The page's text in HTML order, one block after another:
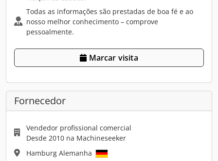
Todas as informações são prestadas de boa fé e ao
nosso melhor conhecimento – comprove
pessoalmente.
Marcar visita
Fornecedor
Vendedor profissional comercial
Desde 2010 na Machineseeker
Hamburg Alemanha